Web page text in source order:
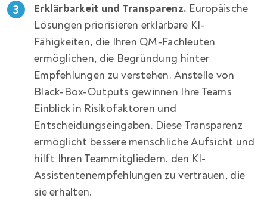
Erklärbarkeit und Transparenz. Europäische
Lösungen priorisieren erklärbare KI-
Fähigkeiten, die Ihren QM-Fachleuten
ermöglichen, die Begründung hinter
Empfehlungen zu verstehen. Anstelle von
Black-Box-Outputs gewinnen Ihre Teams
Einblick in Risikofaktoren und
Entscheidungseingaben. Diese Transparenz
ermöglicht bessere menschliche Aufsicht und
hilft Ihren Teammitgliedern, den KI-
Assistentenempfehlungen zu vertrauen, die
sie erhalten.